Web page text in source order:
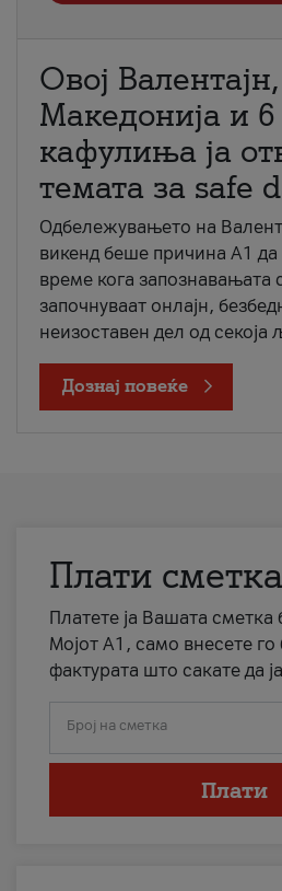
Овој
Македонија и 6
кафулиња ја
темата за safe
Одбележувањето на
викенд беше причина А1 да
време кога запознавањата
започнуваат онлајн,
неизоставен дел од секоја
Дознај повеќе
Плати сметка
Платете ја Вашата сметка
Мојот А1, само внесете го
фактурата што сакате да
Број на сметка
Плати